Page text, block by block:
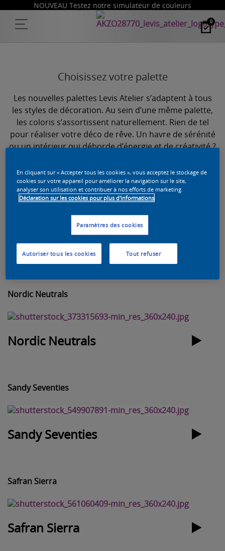
NOUVEAU Testez notre simulateur de couleurs
0
Choisissez votre palette
Les nouvelles palettes Levis Atelier s’adaptent à tous
les styles de décoration. Au sein d’une même palette,
les coloris s’assortissent naturellement. Rien de tel
pour réaliser votre déco de rêve. Un havre de sérénité
ou un intérieur qui déborde d’énergie et de créativité ?
choisissez.
Nesting in Nature
Nesting in Nature
Nordic Neutrals
Nordic Neutrals
Sandy Seventies
Sandy Seventies
Safran Sierra
Safran Sierra
En cliquant sur « Accepter tous les cookies », vous acceptez le stockage de
cookies sur votre appareil pour améliorer la navigation sur le site,
analyser son utilisation et contribuer à nos efforts de marketing.
Déclaration sur les cookies pour plus d'informations
Paramètres des cookies
Tout refuser
Autoriser tous les cookies